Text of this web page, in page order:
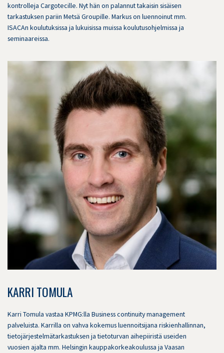
kontrolleja Cargotecille. Nyt hän on palannut takaisin sisäisen
tarkastuksen pariin Metsä Groupille. Markus on luennoinut mm.
ISACAn koulutuksissa ja lukuisissa muissa koulutusohjelmissa ja
seminaareissa.
KARRI TOMULA
Karri Tomula vastaa KPMG:lla Business continuity management
palveluista. Karrilla on vahva kokemus luennoitsijana riskienhallinnan,
tietojärjestelmätarkastuksen ja tietoturvan aihepiiristä useiden
vuosien ajalta mm. Helsingin kauppakorkeakoulussa ja Vaasan